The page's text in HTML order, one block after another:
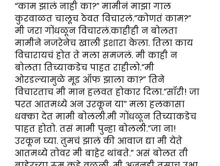
“काम झालं नाही का?” मामीनं माझा गाल
कुरवाळत चालूच ठेवत विचारलं.”कोणतं काम?”
मी जरा गोंधळून विचारलं.काहीही न बोलता
मामीने नजरेनेच खाली इशारा केला. तिला काय
विचारायचं होत ते मला समजलं. मी काही न
बोलता तिच्याकडेच पाहत राहीलो.”मी
ओरडल्यामुळे मूड ऑफ झाला का?” तिने
विचारताच मी मान हलवत होकार दिला.”सॉरी! जा
परत आतमध्ये अन उरकून या” मला हलकासा
धक्का देत मामी बोलली.मी गोंधळून तिच्याकडेच
पाहत होतो. तसं मामी पुन्हा बोलली.”जा ना!
उरकून घ्या. तुमचं झालं की आवाज द्या मी येते
आतमध्ये तोवर मी बाहेर थांबते.” असं बोलत ती